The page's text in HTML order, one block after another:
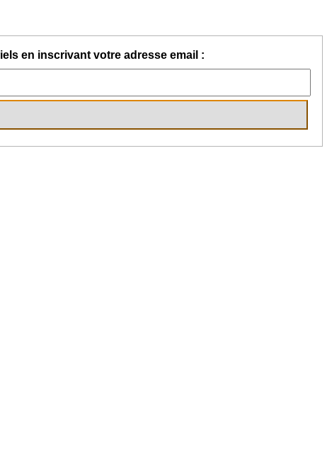
en inscrivant votre adresse email :